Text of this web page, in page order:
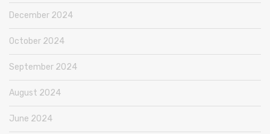
December 2024
October 2024
September 2024
August 2024
June 2024